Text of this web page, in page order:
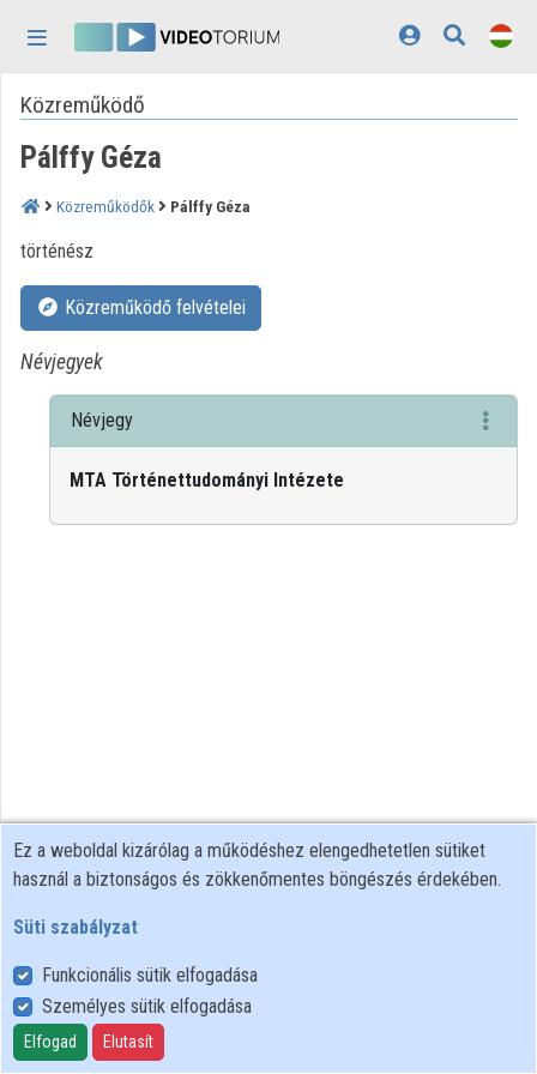
Kezdőlap
Bejelentkezés
Felfedezés
Kategóriák
Lejátszási listák
Intézmények
Közreműködők
Közreműködő
Pálffy Géza
Közreműködők Pálffy Géza
történész
Közreműködő felvételei
Névjegyek
Névjegy
MTA Történettudományi Intézete
Felhasználói szabályzat
Adatkezelési tájékoztató
Süti szabályzat
Ez a weboldal kizárólag a működéshez elengedhetetlen sütiket
használ a biztonságos és zökkenőmentes böngészés érdekében.
Süti szabályzat
Funkcionális sütik elfogadása
Személyes sütik elfogadása
Elfogad Elutasít